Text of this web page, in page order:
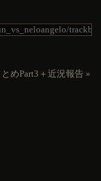
めPart3＋近況報告»